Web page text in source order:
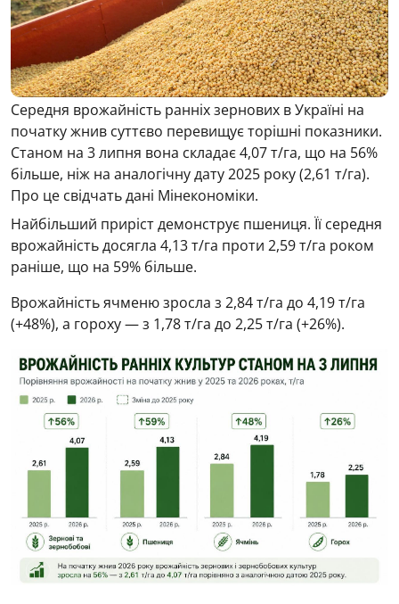
Середня врожайність ранніх зернових в Україні на
початку жнив суттєво перевищує торішні показники.
Станом на 3 липня вона складає 4,07 т/га, що на 56%
більше, ніж на аналогічну дату 2025 року (2,61 т/га).
Про це свідчать дані Мінекономіки.
Найбільший приріст демонструє пшениця. Її середня
врожайність досягла 4,13 т/га проти 2,59 т/га роком
раніше, що на 59% більше.
Врожайність ячменю зросла з 2,84 т/га до 4,19 т/га
(+48%), а гороху — з 1,78 т/га до 2,25 т/га (+26%).